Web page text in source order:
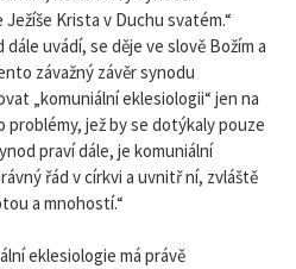
Krista v Duchu svatém.“
uvádí, se děje ve slově Božím a
závažný závěr synodu
„komuniální eklesiologii“ jen na
jež by se dotýkaly pouze
praví dále, je komuniální
řád v církvi a uvnitř ní, zvláště
a mnohostí.“
eklesiologie má právě